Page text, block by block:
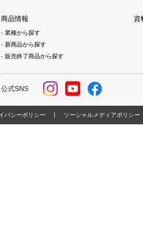
商品情報
業種から探す
新商品から探す
販売終了商品から探す
資
公式SNS
バシーポリシー ソーシャルメディアポリシー